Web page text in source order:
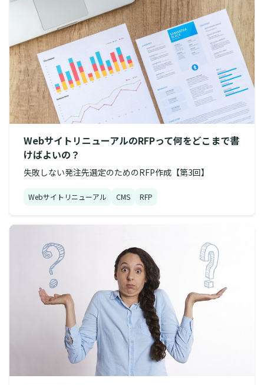
WebサイトリニューアルのRFPって何をどこまで書
けばよいの？
失敗しない発注先選定のためのRFP作成【第3回】
Webサイトリニューアル CMS RFP